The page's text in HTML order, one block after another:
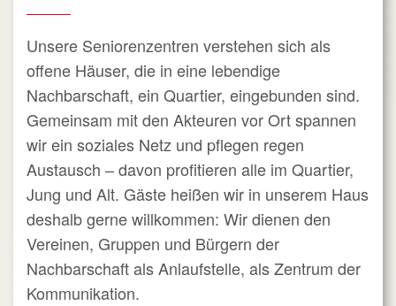
Unsere Seniorenzentren verstehen sich als
offene Häuser, die in eine lebendige
Nachbarschaft, ein Quartier, eingebunden sind.
Gemeinsam mit den Akteuren vor Ort spannen
wir ein soziales Netz und pflegen regen
Austausch – davon profitieren alle im Quartier,
Jung und Alt. Gäste heißen wir in unserem Haus
deshalb gerne willkommen: Wir dienen den
Vereinen, Gruppen und Bürgern der
Nachbarschaft als Anlaufstelle, als Zentrum der
Kommunikation.